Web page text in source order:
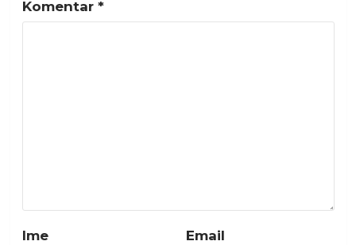
Komentar *
Ime Email